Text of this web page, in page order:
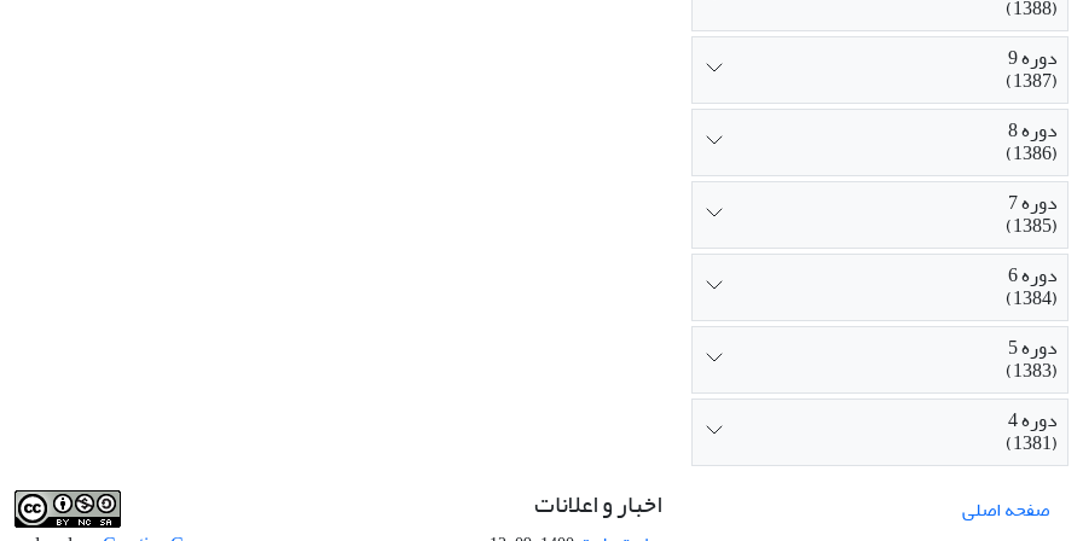
(1388)
دوره 9
(1387)
دوره 8
(1386)
دوره 7
(1385)
دوره 6
(1384)
دوره 5
(1383)
دوره 4
(1381)
صفحه اصلی
اخبار و اعلانات